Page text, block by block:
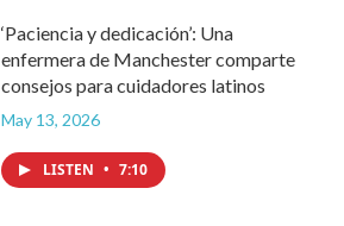
‘Paciencia y dedicación’: Una
enfermera de Manchester comparte
consejos para cuidadores latinos
May 13, 2026
LISTEN • 7:10